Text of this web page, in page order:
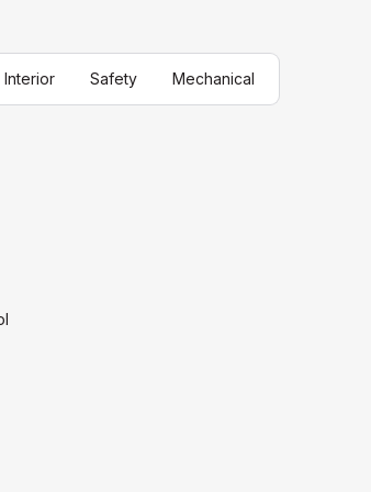
Interior Safety Mechanical